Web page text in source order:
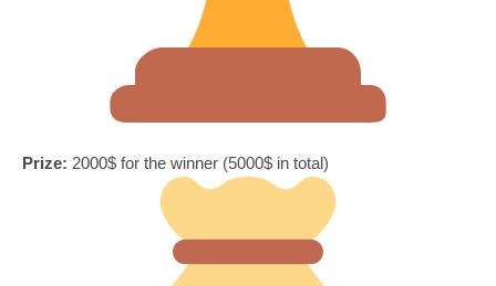
Prize: 2000$ for the winner (5000$ in total)